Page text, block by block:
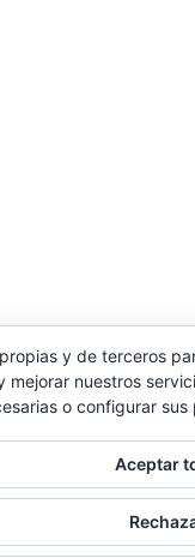
y de terceros
mejorar nuestros
o configurar sus
Aceptar